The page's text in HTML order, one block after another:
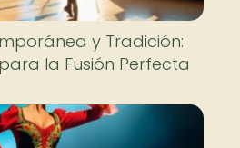
y Tradición:
la Fusión Perfecta